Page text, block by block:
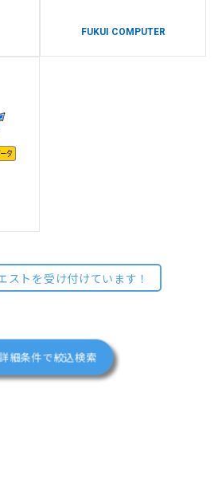
FUKUI COMPUTER
ストを受け付けています！
細条件で絞込検索